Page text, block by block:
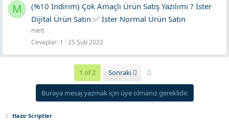
M
(%10 İndirim) Çok Amaçlı Ürün Satış Yazılımı ? İster
Dijital Ürün Satın ✅ İster Normal Ürün Satın
mett
Cevaplar 1 25 Şub 2022
1 of 2 Sonraki
Buraya mesaj yazmak için üye olmanız gereklidir.
Hazır Scriptler